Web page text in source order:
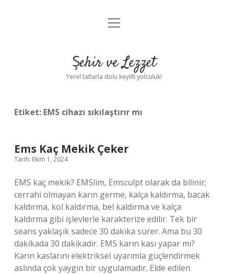
Anasayfa
Yasal Uyarı
menüyü
Şehir ve Lezzet
Yerel tatlarla dolu keyifli yolculuk!
Etiket: EMS cihazı sıkılaştırır mı
Ems Kaç Mekik Çeker
Tarih: Ekim 1, 2024
EMS kaç mekik? EMSlim, Emsculpt olarak da bilinir;
cerrahi olmayan karın germe, kalça kaldırma, bacak
kaldırma, kol kaldırma, bel kaldırma ve kalça
kaldırma gibi işlevlerle karakterize edilir. Tek bir
seans yaklaşık sadece 30 dakika sürer. Ama bu 30
dakikada 30 dakikadır. EMS karın kası yapar mı?
Karın kaslarını elektriksel uyarımla güçlendirmek
aslında çok yaygın bir uygulamadır. Elde edilen